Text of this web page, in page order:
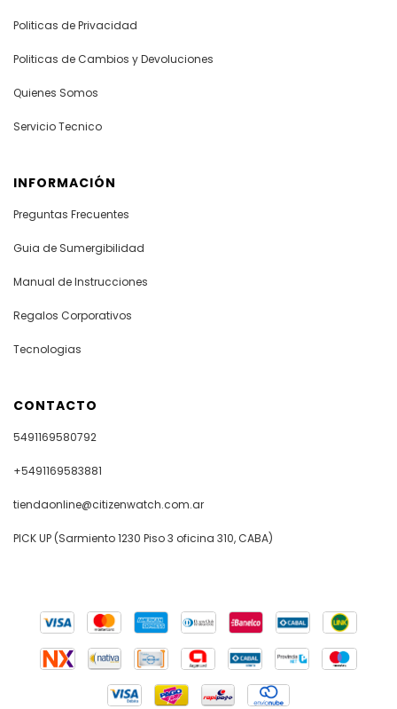
Politicas de Privacidad
Politicas de Cambios y Devoluciones
Quienes Somos
Servicio Tecnico
INFORMACIÓN
Preguntas Frecuentes
Guia de Sumergibilidad
Manual de Instrucciones
Regalos Corporativos
Tecnologias
CONTACTO
5491169580792
+5491169583881
tiendaonline@citizenwatch.com.ar
PICK UP (Sarmiento 1230 Piso 3 oficina 310, CABA)